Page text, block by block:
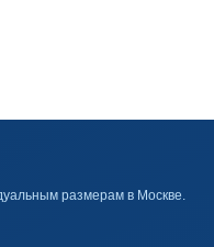
размерам в Москве.